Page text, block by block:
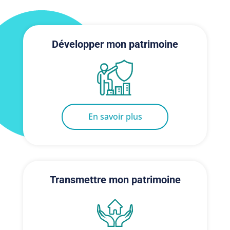
Développer mon patrimoine
En savoir plus
Transmettre mon patrimoine